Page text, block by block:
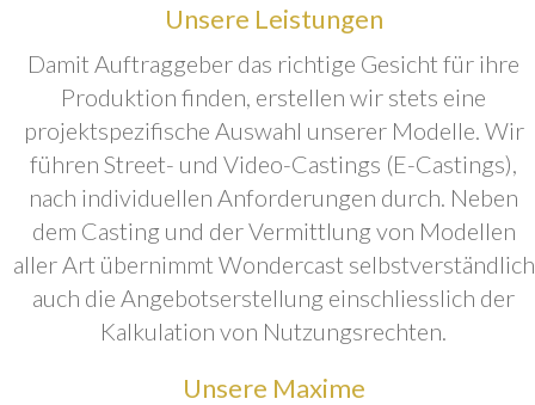
Unsere Leistungen
Damit Auftraggeber das richtige Gesicht für ihre
Produktion finden, erstellen wir stets eine
projektspezifische Auswahl unserer Modelle. Wir
führen Street- und Video-Castings (E-Castings),
nach individuellen Anforderungen durch. Neben
dem Casting und der Vermittlung von Modellen
aller Art übernimmt Wondercast selbstverständlich
auch die Angebotserstellung einschliesslich der
Kalkulation von Nutzungsrechten.
Unsere Maxime